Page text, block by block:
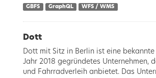
GBFS GraphQL WFS / WMS
Dott
Dott mit Sitz in Berlin ist eine bekannte
Jahr 2018 gegründetes Unternehmen,
und Fahrradverleih anbietet. Das